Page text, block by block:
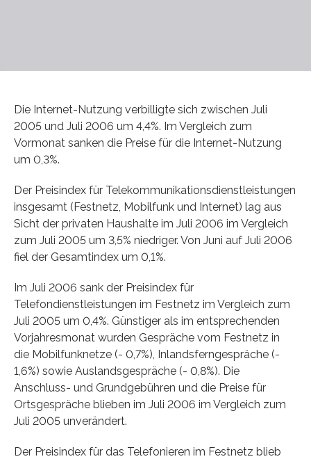
Die Internet-Nutzung verbilligte sich zwischen Juli
2005 und Juli 2006 um 4,4%. Im Vergleich zum
Vormonat sanken die Preise für die Internet-Nutzung
um 0,3%.
Der Preisindex für Telekommunikationsdienstleistungen
insgesamt (Festnetz, Mobilfunk und Internet) lag aus
Sicht der privaten Haushalte im Juli 2006 im Vergleich
zum Juli 2005 um 3,5% niedriger. Von Juni auf Juli 2006
fiel der Gesamtindex um 0,1%.
Im Juli 2006 sank der Preisindex für
Telefondienstleistungen im Festnetz im Vergleich zum
Juli 2005 um 0,4%. Günstiger als im entsprechenden
Vorjahresmonat wurden Gespräche vom Festnetz in
die Mobilfunknetze (- 0,7%), Inlandsferngespräche (-
1,6%) sowie Auslandsgespräche (- 0,8%). Die
Anschluss- und Grundgebühren und die Preise für
Ortsgespräche blieben im Juli 2006 im Vergleich zum
Juli 2005 unverändert.
Der Preisindex für das Telefonieren im Festnetz blieb